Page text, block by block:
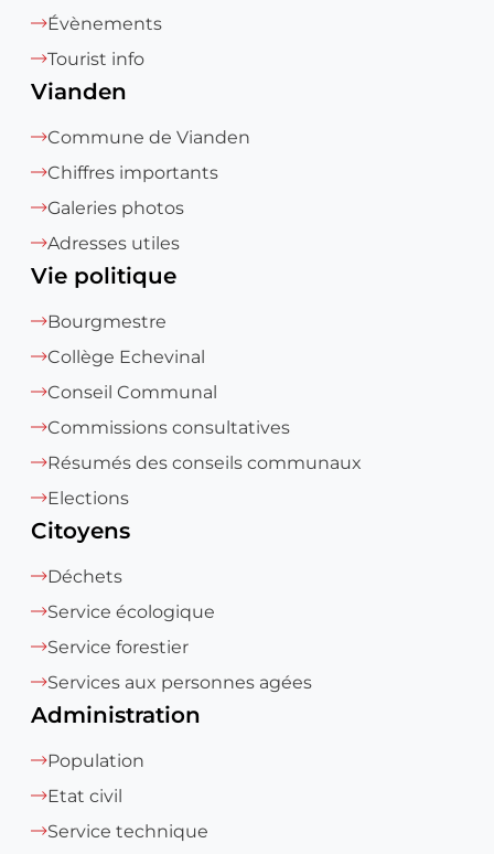
Évènements
Tourist info
Vianden
Commune de Vianden
Chiffres importants
Galeries photos
Adresses utiles
Vie politique
Bourgmestre
Collège Echevinal
Conseil Communal
Commissions consultatives
Résumés des conseils communaux
Elections
Citoyens
Déchets
Service écologique
Service forestier
Services aux personnes agées
Administration
Population
Etat civil
Service technique